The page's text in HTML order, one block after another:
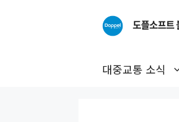
도플소프트
대중교통 소식